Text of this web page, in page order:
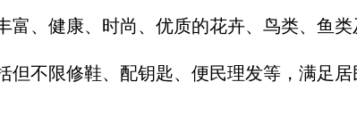
富、健康、时尚、优质的花卉、鸟类、鱼
但不限修鞋、配钥匙、便民理发等，满足居